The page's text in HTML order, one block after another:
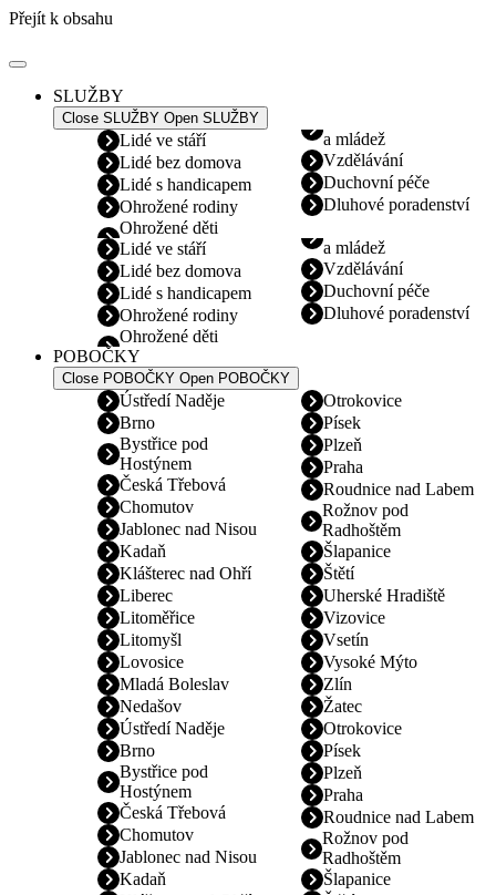
Přejít k obsahu
SLUŽBY
Close SLUŽBY Open SLUŽBY
Lidé ve stáří
Lidé bez domova
Lidé s handicapem
Ohrožené rodiny
Ohrožené děti
a mládež
Vzdělávání
Duchovní péče
Dluhové poradenství
Lidé ve stáří
Lidé bez domova
Lidé s handicapem
Ohrožené rodiny
Ohrožené děti
a mládež
Vzdělávání
Duchovní péče
Dluhové poradenství
POBOČKY
Close POBOČKY Open POBOČKY
Ústředí Naděje
Brno
Bystřice pod
Hostýnem
Česká Třebová
Chomutov
Jablonec nad Nisou
Kadaň
Klášterec nad Ohří
Liberec
Litoměřice
Litomyšl
Lovosice
Mladá Boleslav
Nedašov
Otrokovice
Písek
Plzeň
Praha
Roudnice nad Labem
Rožnov pod
Radhoštěm
Šlapanice
Štětí
Uherské Hradiště
Vizovice
Vsetín
Vysoké Mýto
Zlín
Žatec
Ústředí Naděje
Brno
Bystřice pod
Hostýnem
Česká Třebová
Chomutov
Jablonec nad Nisou
Kadaň
Otrokovice
Písek
Plzeň
Praha
Roudnice nad Labem
Rožnov pod
Radhoštěm
Šlapanice